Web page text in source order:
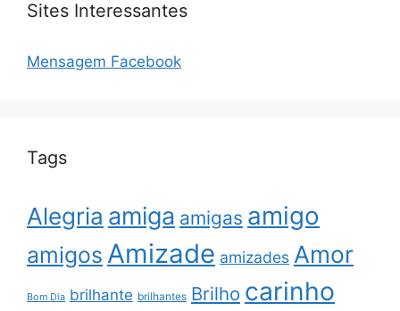
Sites Interessantes
Mensagem Facebook
Tags
Alegria amiga amigas amigo
amigos Amizade amizades Amor
Bom Dia brilhante brilhantes Brilho carinho